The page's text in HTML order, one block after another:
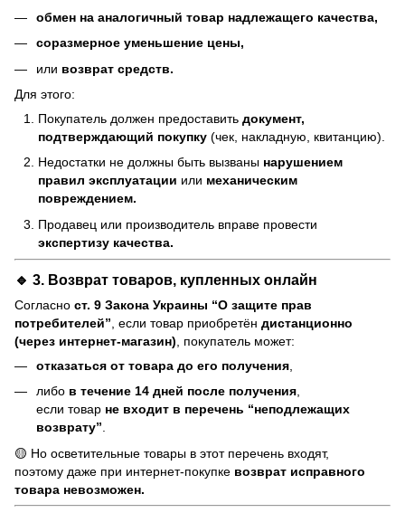
обмен на аналогичный товар надлежащего качества,
соразмерное уменьшение цены,
или возврат средств.
Для этого:
Покупатель должен предоставить документ,
подтверждающий покупку (чек, накладную, квитанцию).
Недостатки не должны быть вызваны нарушением
правил эксплуатации или механическим
повреждением.
Продавец или производитель вправе провести
экспертизу качества.
🔹 3. Возврат товаров, купленных онлайн
Согласно ст. 9 Закона Украины “О защите прав
потребителей” , если товар приобретён дистанционно
(через интернет-магазин) , покупатель может:
отказаться от товара до его получения
либо в течение 14 дней после получения,
если товар не входит в перечень “неподлежащих
возврату”.
🟡 Но осветительные товары в этот перечень входят,
поэтому даже при интернет-покупке возврат исправного
товара невозможен.